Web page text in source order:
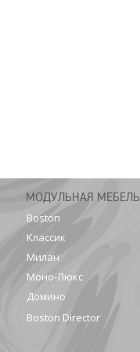
МОДУЛЬНАЯ МЕБЕЛЬ
Boston
Классик
Милан
Моно-Люкс
Домино
Boston Director